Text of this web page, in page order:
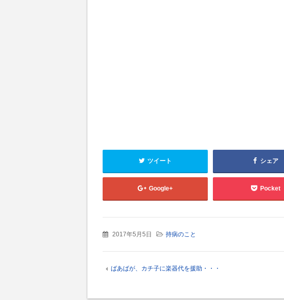
ツイート シェア
Google+ Pocket
2017年5月5日 持病のこと
ばあばが、カチ子に楽器代を援助・・・